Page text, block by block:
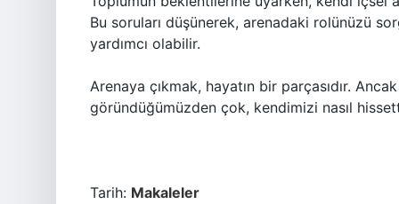
Bu soruları düşünerek, arenadaki rolünüzü
yardımcı olabilir.
Arenaya çıkmak, hayatın bir parçasıdır.
göründüğümüzden çok, kendimizi nasıl
Tarih: Makaleler